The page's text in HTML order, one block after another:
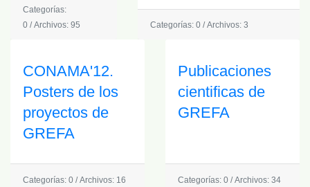
Categorías:
0/Archivos: 95 Categorías: 0/Archivos: 3
CONAMA'12.
Posters de los
proyectos de
GREFA
Categorías: 0/Archivos: 16
Publicaciones
cientificas de
GREFA
Categorías: 0/Archivos: 34